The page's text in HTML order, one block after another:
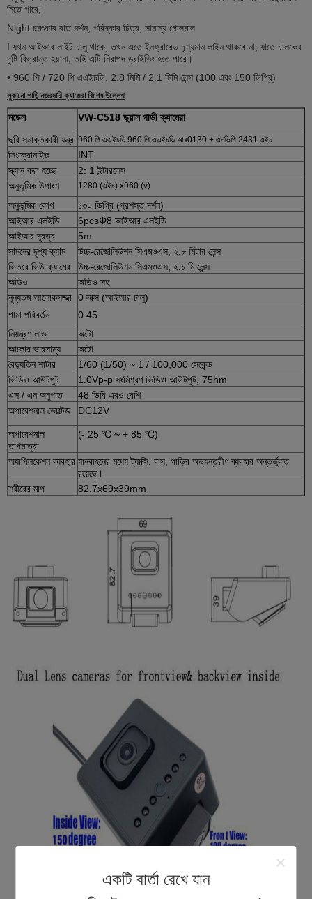
একটি বার্তা রেখে যান
নিতে পারে;
Night চমৎকার রাত-দর্শন, পরিষ্কার চিত্র, সামান্য গোলমাল
I যখন আইআর লাইট চালু থাকে, তখন এতে ইনফ্রারেড দৃশ্যমান লাইন থাকবে না, যাতে চালকের
দৃষ্টি বিভ্রান্ত হয় না, তাই এটি নিরাপদ ড্রাইভিং হতে পারে।
• 960 পি / 720 পি এএইচডি, 2.8 মিমি / 2.1 মিমি লেন্স (100 এবং 150 ডিগ্রি)
লুকানো গাড়ি নজরদারি ক্যামেরাবিশেষ উল্লেখ
মডেল
VW-C518 ডুয়াল গাড়ী ক্যামেরা
ছবি সনাক্তকারী যন্ত্র 960 পি এএইচডি 960 পি এএইচডি আর0130 + এনভিপি 2431 এইচ
সিংক্রোনাইজ
INT
স্ক্যান করা হচ্ছে
2: 1 ইন্টারলেস
অনুভূমিক উপাংশ
1280 (এইচ) x960 (v)
অনুভূমিক কোণ
১৩০ ডিগ্রি (প্রশস্ত দর্শন)
আইআর এলইডি
6pcsΦ8 আইআর এলইডি
আইআর দূরত্ব
5m
সামনের দৃশ্য ক্যাম
উচ্চ-রেজোলিউশন সিএমওএস, ২.৮ মিটার লেন্স
ভিতরে ভিউ ক্যামের
উচ্চ-রেজোলিউশন সিএমওএস, ২.১ মি লেন্স
অডিও
অডিও সহ
নূন্যতম আলোকসজ্জা 0 লাক্স (আইআর চালু)
গামা পরিবর্তন
0.45
নিয়ন্ত্রণ লাভ
অটো
আলোর ভারসাম্য
অটো
বৈদ্যুতিন শাটার
1/60 (1/50) ~ 1 / 100,000 সেকেন্ড
ভিডিও আউটপুট
1.0Vp-p সংমিশ্রণ ভিডিও আউটপুট, 75hm
এস / এন অনুপাত
48 ডিবি এরও বেশি
অপারেশনাল ভোল্টেজ
DC12V
অপারেশনাল
তাপমাত্রা
(- 25 ℃ ~ + 85 ℃)
অ্যাপ্লিকেশন ব্যবহার যানবাহনের মধ্যে ট্যাক্সি, বাস, গাড়ির অভ্যন্তরীণ ব্যবহার অন্তর্ভুক্ত
রয়েছে।
শরীরের মাপ
82.7x69x39mm